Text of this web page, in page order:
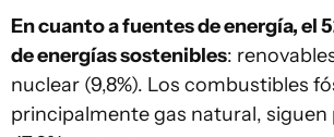
En cuanto a fuentes de energía, el
de energías sostenibles:
nuclear (9,8%). Los combustibles
principalmente gas natural, siguen